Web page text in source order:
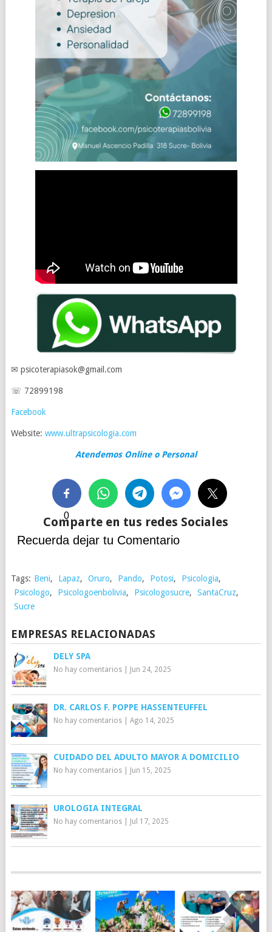
✉ psicoterapiasok@gmail.com
☏ 72899198
Facebook
Website: www.ultrapsicologia.com
Atendemos Online o Personal
0
Comparte en tus redes Sociales
Recuerda dejar tu Comentario
Tags: Beni, Lapaz, Oruro, Pando, Potosi, Psicologia,
Psicologo, Psicologoenbolivia, Psicologosucre, SantaCruz,
Sucre
EMPRESAS RELACIONADAS
DELY SPA
No hay comentarios| Jun 24, 2025
DR. CARLOS F. POPPE HASSENTEUFFEL
No hay comentarios| Ago 14, 2025
CUIDADO DEL ADULTO MAYOR A DOMICILIO
No hay comentarios| Jun 15, 2025
UROLOGIA INTEGRAL
No hay comentarios| Jul 17, 2025